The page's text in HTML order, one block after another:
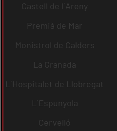
Castell de l´Areny
Premià de Mar
Monistrol de Calders
La Granada
L´Hospitalet de Llobregat
L´Espunyola
Cervelló